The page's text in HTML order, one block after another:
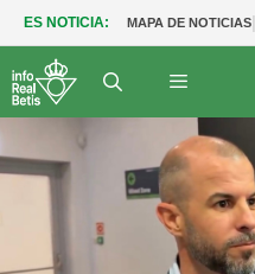
ES NOTICIA: MAPA DE NOTICIAS|